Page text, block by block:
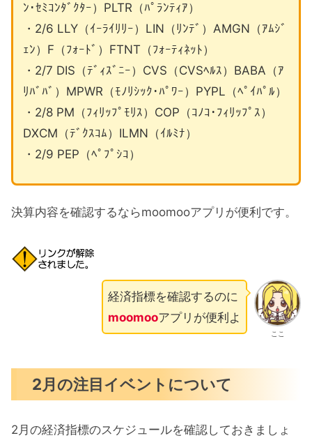
ﾝ･ｾﾐｺﾝﾀﾞｸﾀｰ）PLTR（ﾊﾟﾗﾝﾃｨｱ）
・2/6 LLY（ｲｰﾗｲﾘﾘｰ）LIN（ﾘﾝﾃﾞ）AMGN（ｱﾑｼﾞ
ｪﾝ）F（ﾌｫｰﾄﾞ）FTNT（ﾌｫｰﾃｨﾈｯﾄ）
・2/7 DIS（ﾃﾞｨｽﾞﾆｰ）CVS（CVSﾍﾙｽ）BABA（ｱ
ﾘﾊﾞﾊﾞ）MPWR（ﾓﾉﾘｼｯｸ･ﾊﾟﾜｰ）PYPL（ﾍﾟｲﾊﾟﾙ）
・2/8 PM（ﾌｨﾘｯﾌﾟﾓﾘｽ）COP（ｺﾉｺ･ﾌｨﾘｯﾌﾟｽ）
DXCM（ﾃﾞｸｽｺﾑ）ILMN（ｲﾙﾐﾅ）
・2/9 PEP（ﾍﾟﾌﾟｼｺ）
決算内容を確認するならmoomooアプリが便利です。
ここ
経済指標を確認するのに
moomooアプリが便利よ
2月の注目イベントについて
2月の経済指標のスケジュールを確認しておきましょ